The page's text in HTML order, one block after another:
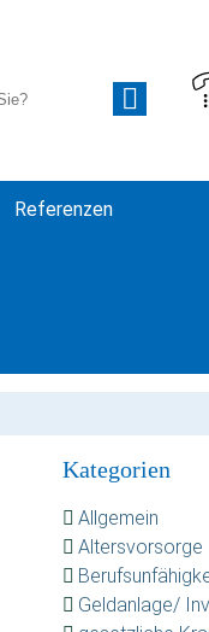
Referenzen
Kategorien
Allgemein
Altersvorsorge
Geldanlage/